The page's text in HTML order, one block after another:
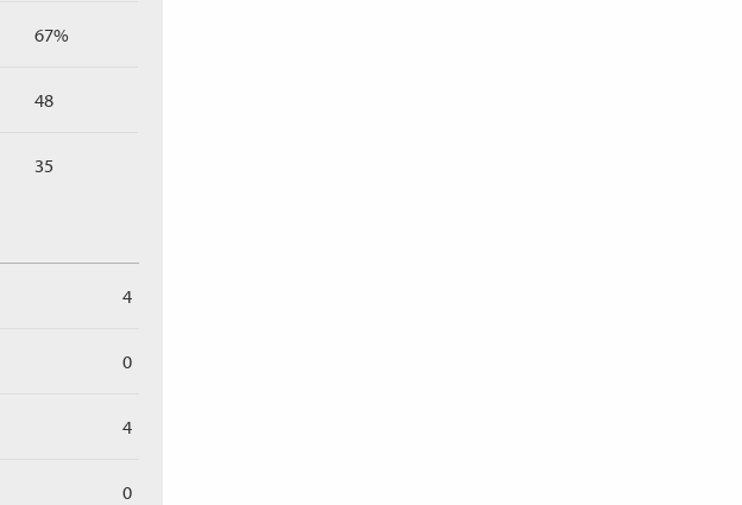
67%
48
35
4
0
4
0